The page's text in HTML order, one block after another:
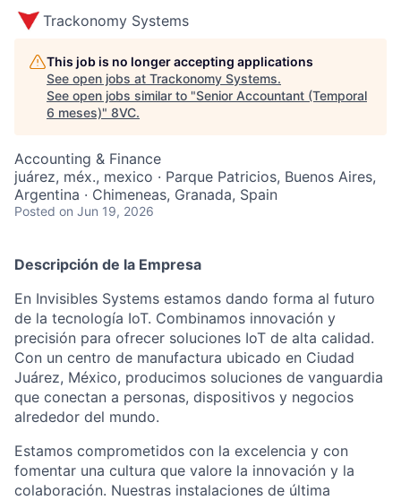
Trackonomy Systems
This job is no longer accepting applications
See open jobs at Trackonomy Systems.
See open jobs similar to "Senior Accountant (Temporal
6 meses)" 8VC.
Accounting & Finance
juárez, méx., mexico · Parque Patricios, Buenos Aires,
Argentina · Chimeneas, Granada, Spain
Posted on Jun 19, 2026
Descripción de la Empresa
En Invisibles Systems estamos dando forma al futuro
de la tecnología IoT. Combinamos innovación y
precisión para ofrecer soluciones IoT de alta calidad.
Con un centro de manufactura ubicado en Ciudad
Juárez, México, producimos soluciones de vanguardia
que conectan a personas, dispositivos y negocios
alrededor del mundo.
Estamos comprometidos con la excelencia y con
fomentar una cultura que valore la innovación y la
colaboración. Nuestras instalaciones de última